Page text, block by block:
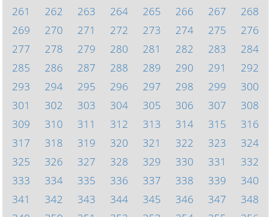
261
262 263 264 265 266 267
268
269
270 271 272 273 274 275
276
277
278 279 280 281 282 283
284
285
286 287 288 289 290 291
292
293
294 295 296 297 298 299
300
301
302 303 304 305 306 307
308
309
310 311 312 313 314 315
316
317
318 319 320 321 322 323
324
325
326 327 328 329 330 331
332
333
334 335 336 337 338 339
340
341
342 343 344 345 346 347
348